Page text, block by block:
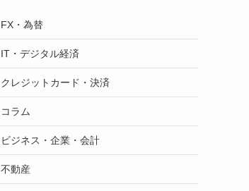
FX・為替
IT・デジタル経済
クレジットカード・決済
コラム
ビジネス・企業・会計
不動産